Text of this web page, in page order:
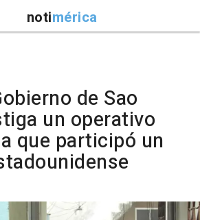
notimérica
de Sao
un operativo
que participó un